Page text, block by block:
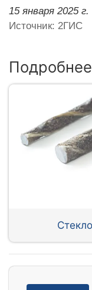
15 января 2025 г.
Источник: 2ГИС